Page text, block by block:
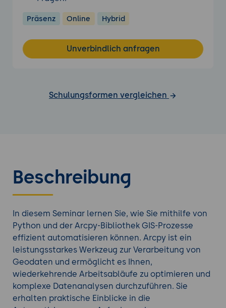
Präsenz Online Hybrid
Unverbindlich anfragen
Schulungsformen vergleichen
Beschreibung
In diesem Seminar lernen Sie, wie Sie mithilfe von
Python und der Arcpy-Bibliothek GIS-Prozesse
effizient automatisieren können. Arcpy ist ein
leistungsstarkes Werkzeug zur Verarbeitung von
Geodaten und ermöglicht es Ihnen,
wiederkehrende Arbeitsabläufe zu optimieren und
komplexe Datenanalysen durchzuführen. Sie
erhalten praktische Einblicke in die